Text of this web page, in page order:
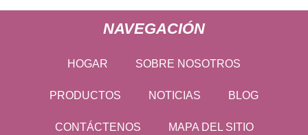
NAVEGACIÓN
HOGAR SOBRE NOSOTROS
PRODUCTOS NOTICIAS BLOG
CONTÁCTENOS MAPA DEL SITIO